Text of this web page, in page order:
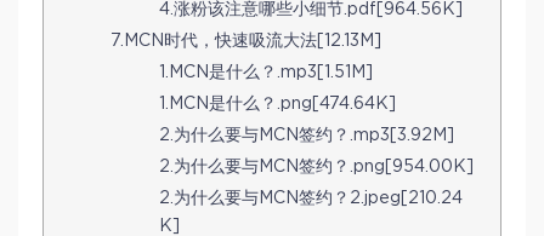
4.涨粉该注意哪些小细节.pdf[964.56K]
7.MCN时代，快速吸流大法[12.13M]
1.MCN是什么？.mp3[1.51M]
1.MCN是什么？.png[474.64K]
2.为什么要与MCN签约？.mp3[3.92M]
2.为什么要与MCN签约？.png[954.00K]
2.为什么要与MCN签约？2.jpeg[210.24
K]